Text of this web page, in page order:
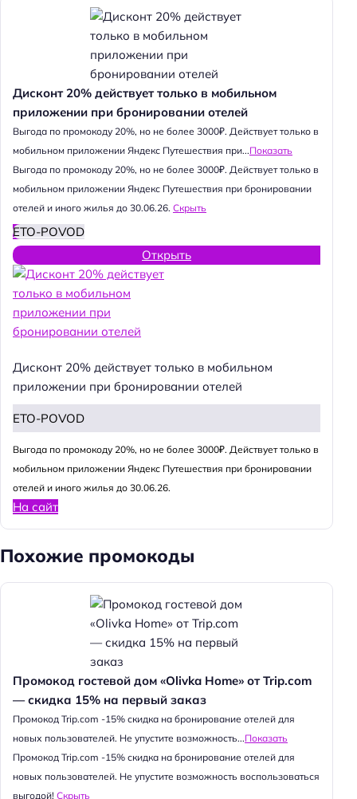
Дисконт 20% действует только в мобильном
приложении при бронировании отелей
Выгода по промокоду 20%, но не более 3000₽. Действует только в
мобильном приложении Яндекс Путешествия при...Показать
Выгода по промокоду 20%, но не более 3000₽. Действует только в
мобильном приложении Яндекс Путешествия при бронировании
отелей и иного жилья до 30.06.26. Скрыть
ETO-POVOD
Открыть
Дисконт 20% действует только в мобильном
приложении при бронировании отелей
ETO-POVOD
Выгода по промокоду 20%, но не более 3000₽. Действует только в
мобильном приложении Яндекс Путешествия при бронировании
отелей и иного жилья до 30.06.26.
На сайт
Похожие промокоды
Промокод гостевой дом «Olivka Home» от Trip.com
— скидка 15% на первый заказ
Промокод Trip.com -15% скидка на бронирование отелей для
новых пользователей. Не упустите возможность...Показать
Промокод Trip.com -15% скидка на бронирование отелей для
новых пользователей. Не упустите возможность воспользоваться
выгодой! Скрыть